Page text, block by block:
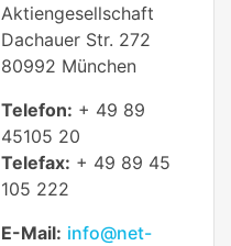
Aktiengesellschaft
Dachauer Str. 272
80992 München
Telefon: + 49 89
45105 20
Telefax: + 49 89 45
105 222
E-Mail: info@net-